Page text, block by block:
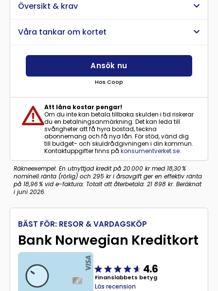
Översikt & krav
Våra tankar om kortet
Ansök nu
Hos Coop
Att låna kostar pengar!
Om du inte kan betala tillbaka skulden i tid riskerar
du en betalningsanmärkning. Det kan leda till
svårigheter att få hyra bostad, teckna
abonnemang och få nya lån. För stöd, vänd dig
till budget- och skuldrådgivningen i din kommun.
Kontaktuppgifter finns på konsumentverket.se.
Räkneexempel: En utnyttjad kredit på 20 000 kr med 18,30 %
nominell ränta (rörlig) och 295 kr i årsavgift ger en effektiv ränta
på 18,96 % vid e-faktura. Totalt att återbetala: 21 898 kr. Beräknat
i juni 2026.
BÄST FÖR: RESOR & VARDAGSKÖP
4.6
Finanslabbets betyg
Läs recension
Bank Norwegian Kreditkort